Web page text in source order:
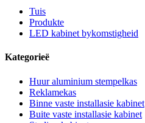
Tuis
Produkte
LED kabinet bykomstigheid
Kategorieë
Huur aluminium stempelkas
Reklamekas
Binne vaste installasie kabinet
Buite vaste installasie kabinet